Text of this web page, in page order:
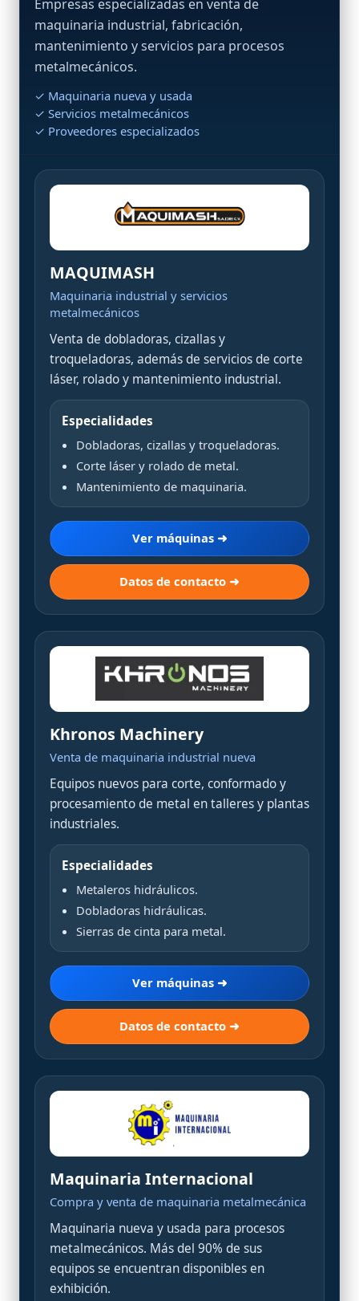
Empresas especializadas en venta de
maquinaria industrial, fabricación,
mantenimiento y servicios para procesos
metalmecánicos.
✓ Maquinaria nueva y usada
✓ Servicios metalmecánicos
✓ Proveedores especializados
MAQUIMASH
Maquinaria industrial y servicios
metalmecánicos
Venta de dobladoras, cizallas y
troqueladoras, además de servicios de corte
láser, rolado y mantenimiento industrial.
Especialidades
Dobladoras, cizallas y troqueladoras.
Corte láser y rolado de metal.
Mantenimiento de maquinaria.
Ver máquinas ➜
Datos de contacto ➜
Khronos Machinery
Venta de maquinaria industrial nueva
Equipos nuevos para corte, conformado y
procesamiento de metal en talleres y plantas
industriales.
Especialidades
Metaleros hidráulicos.
Dobladoras hidráulicas.
Sierras de cinta para metal.
Ver máquinas ➜
Datos de contacto ➜
Maquinaria Internacional
Compra y venta de maquinaria metalmecánica
Maquinaria nueva y usada para procesos
metalmecánicos. Más del 90% de sus
equipos se encuentran disponibles en
exhibición.